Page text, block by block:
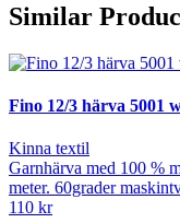
Similar
Fino 12/3 härva 5001
Kinna textil
Garnhärva med 100 %
meter. 60grader
110 kr